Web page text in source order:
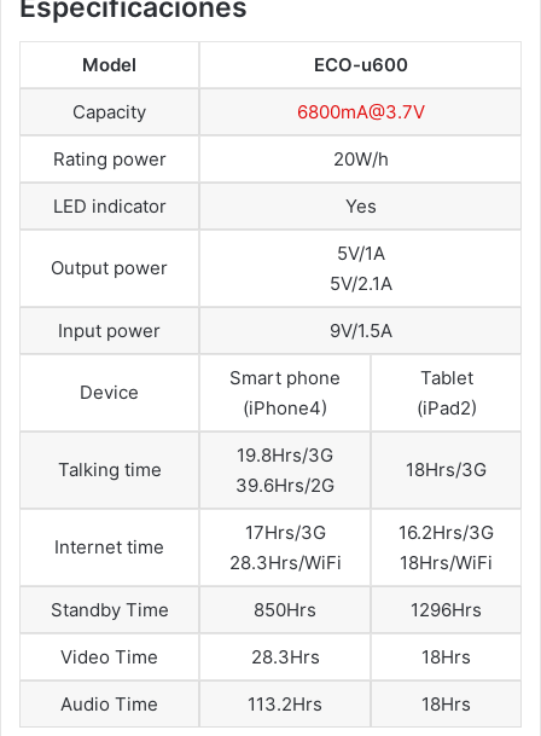
Especificaciones
Model ECO-u600
Capacity 6800mA@3.7V
Rating power 20W/h
LED indicator Yes
Output power
5V/1A
5V/2.1A
Input power 9V/1.5A
Device
Smart phone
(iPhone4)
Tablet
(iPad2)
Talking time
19.8Hrs/3G
39.6Hrs/2G
18Hrs/3G
Internet time
17Hrs/3G
28.3Hrs/WiFi
16.2Hrs/3G
18Hrs/WiFi
Standby Time 850Hrs 1296Hrs
Video Time 28.3Hrs 18Hrs
Audio Time 113.2Hrs 18Hrs